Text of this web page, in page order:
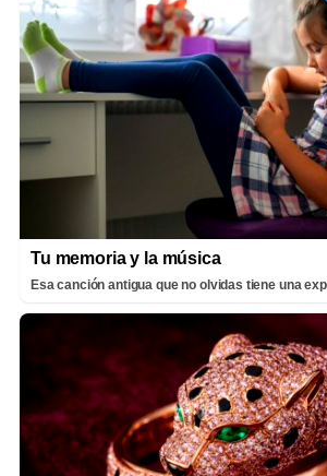
Tu memoria y la música
Esa canción antigua que no olvidas tiene una